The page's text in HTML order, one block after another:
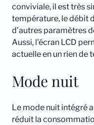
conviviale, il est très
température, le débit
d’autres paramètres
Aussi, l'écran LCD
actuelle en un rien de
Mode nuit
Le mode nuit intégré
réduit la